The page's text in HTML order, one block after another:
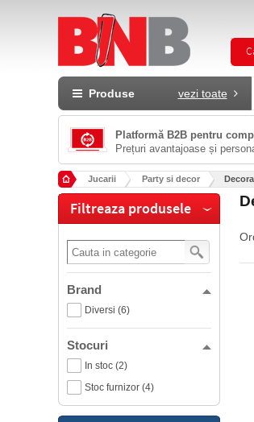
Produse vezi toate
Platformă B2B pentru
Prețuri avantajoase și
Jucarii Party si decor
Filtreaza produsele
Brand
Diversi (6)
Stocuri
In stoc (2)
Stoc furnizor (4)